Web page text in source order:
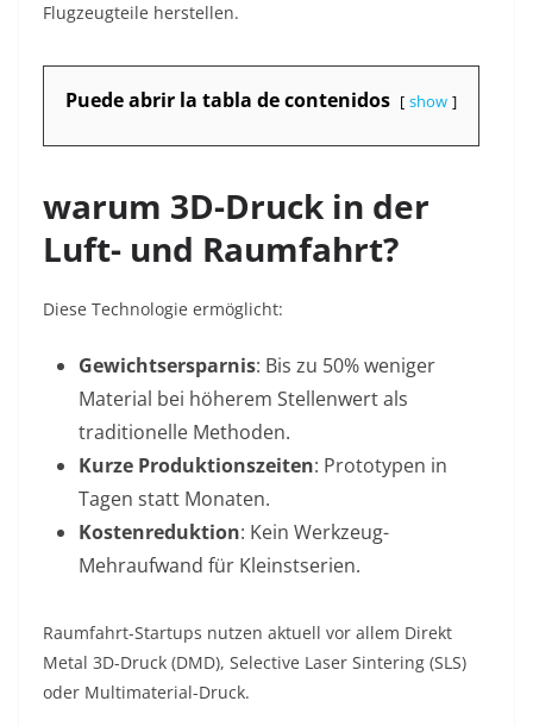
Flugzeugteile herstellen.
Puede abrir la tabla de contenidos show
warum 3D-Druck in der
Luft- und Raumfahrt?
Diese Technologie ermöglicht:
Gewichtsersparnis: Bis zu 50% weniger
Material bei höherem Stellenwert als
traditionelle Methoden.
Kurze Produktionszeiten: Prototypen in
Tagen statt Monaten.
Kostenreduktion: Kein Werkzeug-
Mehraufwand für Kleinstserien.
Raumfahrt-Startups nutzen aktuell vor allem Direkt
Metal 3D-Druck (DMD), Selective Laser Sintering (SLS)
oder Multimaterial-Druck.